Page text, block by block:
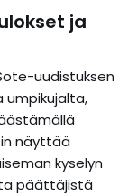
ja
uudistuksen
umpikujalta,
näyttää
kyselyn
päättäjistä